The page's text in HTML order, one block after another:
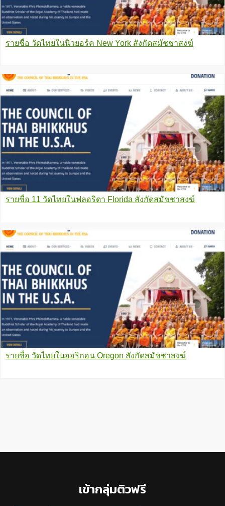
รายชื่อ วัดไทยในนิวยอร์ค New York สังกัดสมัชชาสงฆ์
รายชื่อ 11 วัดไทยในฟลอริดา Florida สังกัดสมัชชาสงฆ์
รายชื่อ วัดไทยในออริกอน Oregon สังกัดสมัชชาสงฆ์
เข้ากลุ่มติวฟรี